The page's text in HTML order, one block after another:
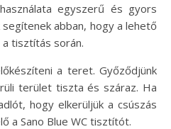
egyszerű és gyors
abban, hogy a lehető
tisztítás során.
a teret. Győződjünk
terület tiszta és száraz. Ha
hogy elkerüljük a csúszás
a Sano Blue WC tisztítót.